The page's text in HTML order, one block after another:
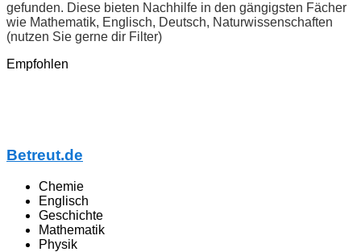
gefunden. Diese bieten Nachhilfe in den gängigsten Fächer
wie Mathematik, Englisch, Deutsch, Naturwissenschaften
(nutzen Sie gerne dir Filter)
Empfohlen
Betreut.de
Chemie
Englisch
Geschichte
Mathematik
Physik